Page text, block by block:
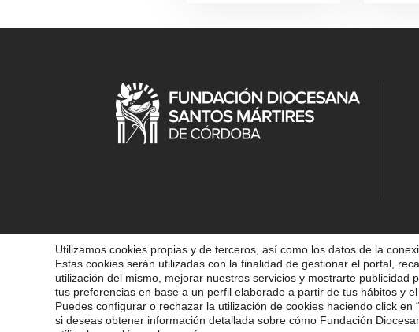
COPYRIGHT 2025
POLÍTICA DE
Utilizamos cookies propias y de terceros, así como los datos de la
Estas cookies serán utilizadas con la finalidad de gestionar el portal,
utilización del mismo, mejorar nuestros servicios y mostrarte publicidad
tus preferencias en base a un perfil elaborado a partir de tus hábitos y el
Puedes configurar o rechazar la utilización de cookies haciendo click en
si deseas obtener información detallada sobre cómo Fundación